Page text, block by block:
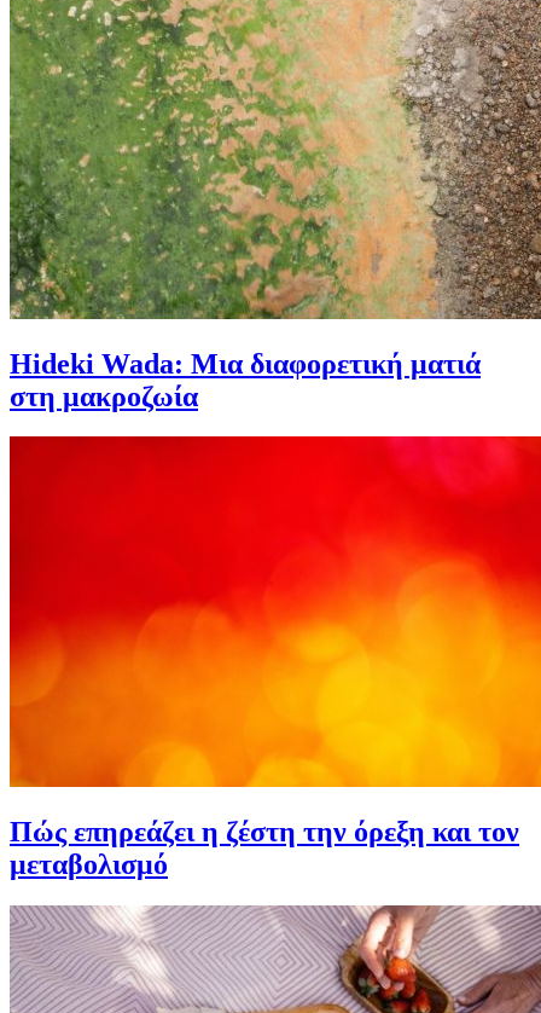
Hideki Wada: Μια διαφορετική ματιά
στη μακροζωία
Πώς επηρεάζει η ζέστη την όρεξη και τον
μεταβολισμό